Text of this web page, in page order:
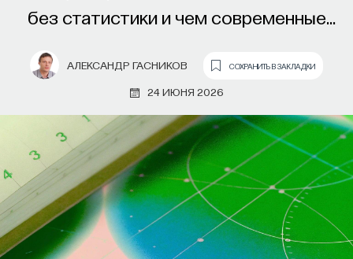
без статистики и чем современные
и расчеты Кеплера
АЛЕКСАНДР ГАСНИКОВ СОХРАНИТЬ В ЗАКЛАДКИ
24 ИЮНЯ 2026